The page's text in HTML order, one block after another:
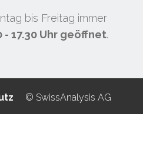
bis Freitag immer
- 17.30 Uhr geöffnet.
© SwissAnalysis AG